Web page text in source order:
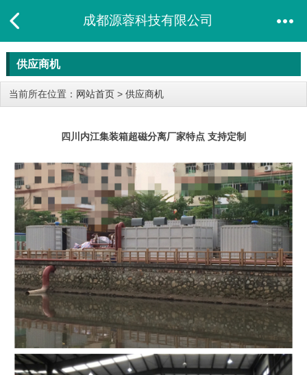
成都源蓉科技有限公司
供应商机
当前所在位置： 网站首页 > 供应商机
四川内江集装箱超磁分离厂家特点 支持定制